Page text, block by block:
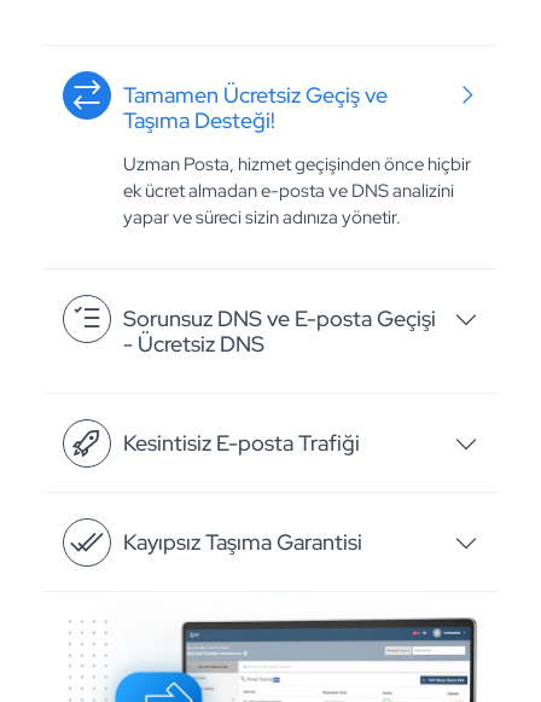
Tamamen Ücretsiz Geçiş ve
Taşıma Desteği!
Uzman Posta, hizmet geçişinden önce hiçbir
ek ücret almadan e-posta ve DNS analizini
yapar ve süreci sizin adınıza yönetir.
Sorunsuz DNS ve E-posta Geçişi
- Ücretsiz DNS
Kesintisiz E-posta Trafiği
Kayıpsız Taşıma Garantisi